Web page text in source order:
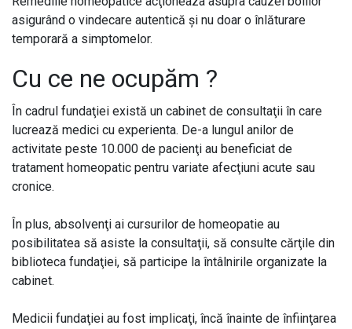
asigurând o vindecare autentică şi nu doar o înlăturare
temporară a simptomelor.
Cu ce ne ocupăm ?
În cadrul fundaţiei există un cabinet de consultaţii în care
lucrează medici cu experienta. De-a lungul anilor de
activitate peste 10.000 de pacienţi au beneficiat de
tratament homeopatic pentru variate afecţiuni acute sau
cronice.
În plus, absolvenţi ai cursurilor de homeopatie au
posibilitatea să asiste la consultaţii, să consulte cărţile din
biblioteca fundaţiei, să participe la întâlnirile organizate la
cabinet.
Medicii fundaţiei au fost implicaţi, încă înainte de înfiinţarea